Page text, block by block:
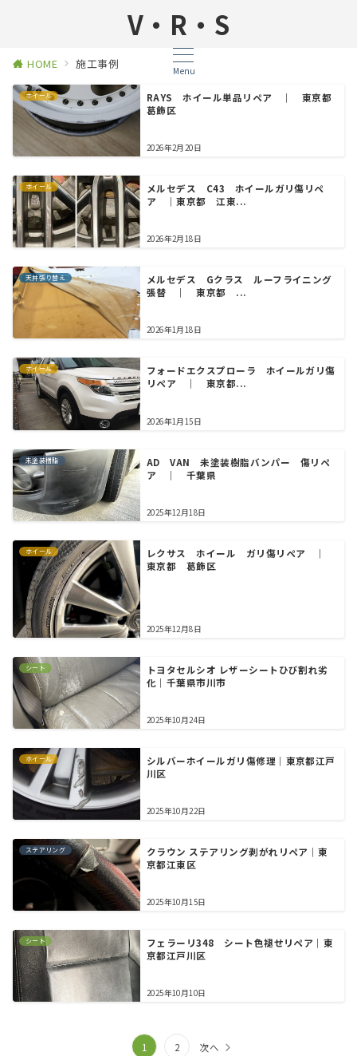
V・R・S
Menu
HOME 施工事例
ホイール
RAYS ホイール単品リペア ｜ 東京都
葛飾区
2026年2月20日
ホイール
メルセデス C43 ホイールガリ傷リペ
ア ｜東京都 江東...
2026年2月18日
天井張り替え
メルセデス Gクラス ルーフライニング
張替 ｜ 東京都 ...
2026年1月18日
ホイール
フォードエクスプローラ ホイールガリ傷
リペア ｜ 東京都...
2026年1月15日
未塗装樹脂
AD VAN 未塗装樹脂バンパー 傷リペ
ア ｜ 千葉県
2025年12月18日
ホイール
レクサス ホイール ガリ傷リペア ｜
東京都 葛飾区
2025年12月8日
シート
トヨタセルシオ レザーシートひび割れ劣
化｜千葉県市川市
2025年10月24日
ホイール
シルバーホイールガリ傷修理｜東京都江戸
川区
2025年10月22日
ステアリング
クラウン ステアリング剥がれリペア｜東
京都江東区
2025年10月15日
シート
フェラーリ348 シート色褪せリペア｜東
京都江戸川区
2025年10月10日
1 2 次へ